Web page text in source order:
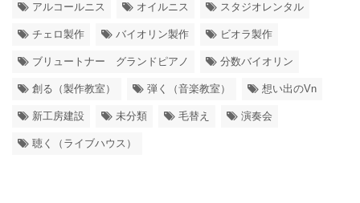
アルコールニス オイルニス スタジオレンタル
チェロ製作 バイオリン製作 ビオラ製作
ブリュートナー グランドピアノ 分数バイオリン
創る（製作教室） 弾く（音楽教室） 想い出のVn
新工房建設 未分類 毛替え 演奏会
聴く（ライブハウス）